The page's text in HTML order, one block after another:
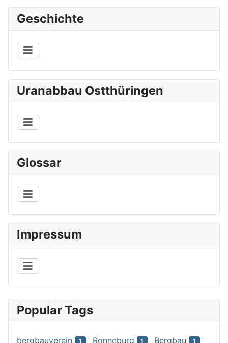
Geschichte
Uranabbau Ostthüringen
Glossar
Impressum
Popular Tags
bergbauverein 1 Ronneburg 1 Bergbau 1